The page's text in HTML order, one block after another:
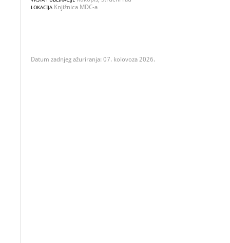
LOKACIJA Knjižnica MDC-a
Datum zadnjeg ažuriranja: 07. kolovoza 2026.